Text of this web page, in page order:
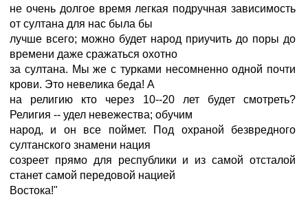
не очень долгое время легкая подручная зависимость
от султана для нас была бы
лучше всего; можно будет народ приучить до поры до
времени даже сражаться охотно
за султана. Мы же с турками несомненно одной почти
крови. Это невелика беда! А
на религию кто через 10--20 лет будет смотреть?
Религия -- удел невежества; обучим
народ, и он все поймет. Под охраной безвредного
султанского знамени нация
созреет прямо для республики и из самой отсталой
станет самой передовой нацией
Востока!"